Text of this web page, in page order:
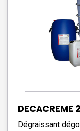
DECACREME
Dégraissant